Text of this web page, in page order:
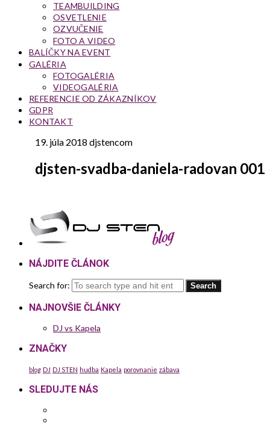
TEAMBUILDING
OSVETLENIE
OZVUČENIE
FOTO A VIDEO
BALÍČKY NA EVENT
GALÉRIA
FOTOGALÉRIA
VIDEOGALÉRIA
REFERENCIE OD ZÁKAZNÍKOV
GDPR
KONTAKT
19. júla 2018 djstencom
djsten-svadba-daniela-radovan 001
NÁJDITE ČLÁNOK
Search for:
NAJNOVŠIE ČLÁNKY
DJ vs Kapela
ZNAČKY
blog DJ DJ STEN hudba Kapela porovnanie zábava
SLEDUJTE NÁS